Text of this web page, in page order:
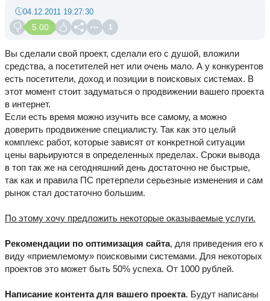
5.00 1
04.12.2011 19:27:30
Вы сделали свой проект, сделали его с душой, вложили
средства, а посетителей нет или очень мало. А у конкурентов
есть посетители, доход и позиции в поисковых системах. В
этот момент стоит задуматься о продвижении вашего проекта
в интернет.
Если есть время можно изучить все самому, а можно
доверить продвижение специалисту. Так как это целый
комплекс работ, которые зависят от конкретной ситуации
цены варьируются в определенных пределах. Сроки вывода
в топ так же на сегодняшний день достаточно не быстрые,
так как и правила ПС претерпели серьезные изменения и сам
рынок стал достаточно большим.
По этому хочу предложить некоторые оказываемые услуги.
Рекомендации по оптимизация сайта, для приведения его к
виду «приемлемому» поисковыми системами. Для некоторых
проектов это может быть 50% успеха. От 1000 рублей.
Написание контента для вашего проекта. Будут написаны